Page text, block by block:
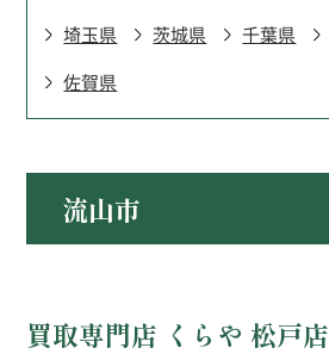
埼玉県
茨城県 千葉県
佐賀県
千葉県
流山市
買取専門店 くらや 松戸店